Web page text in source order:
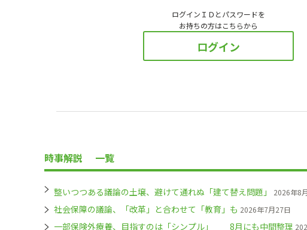
ログインＩＤとパスワードを
お持ちの方はこちらから
ログイン
時事解説 一覧
整いつつある議論の土壌、避けて通れぬ「建て替え問題」 2026年8
社会保障の議論、「改革」と合わせて「教育」も 2026年7月27日
一部保険外療養、目指すのは「シンプル」 8月にも中間整理